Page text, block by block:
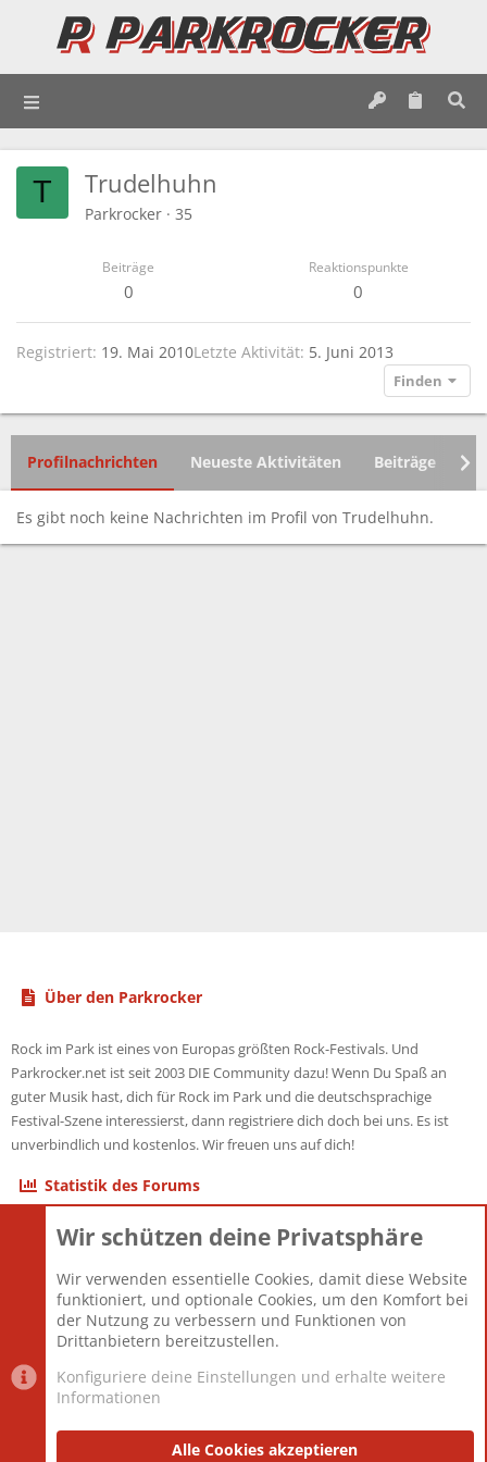
T Trudelhuhn
Parkrocker · 35
Beiträge
0
Reaktionspunkte
0
Registriert 19. Mai 2010Letzte Aktivität 5. Juni 2013
Finden
Profilnachrichten Neueste Aktivitäten Beiträge
Es gibt noch keine Nachrichten im Profil von Trudelhuhn.
Über den Parkrocker
Rock im Park ist eines von Europas größten Rock-Festivals. Und
Parkrocker.net ist seit 2003 DIE Community dazu! Wenn Du Spaß an
guter Musik hast, dich für Rock im Park und die deutschsprachige
Festival-Szene interessierst, dann registriere dich doch bei uns. Es ist
unverbindlich und kostenlos. Wir freuen uns auf dich!
Statistik des Forums
Themen
Mitglieder
12.425
Neuestes Mitglied
Toddster85
Datenschutzerklärung Impressum
Wir schützen deine Privatsphäre
Wir verwenden essentielle Cookies, damit diese Website
funktioniert, und optionale Cookies, um den Komfort bei
der Nutzung zu verbessern und Funktionen von
Drittanbietern bereitzustellen.
Konfiguriere deine Einstellungen und erhalte weitere
Informationen
Alle Cookies akzeptieren